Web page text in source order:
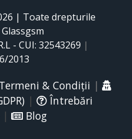
| Toate drepturile
- CUI: 32543269 |
2013
& Condiții |
|
Întrebări
Blog